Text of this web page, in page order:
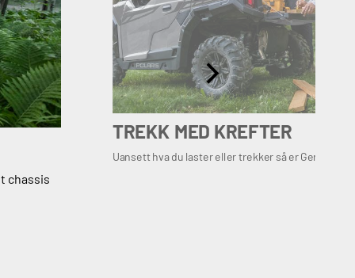
chassis
TREKK MED KREFTER
Uansett hva du laster eller trekker så er Gereralen